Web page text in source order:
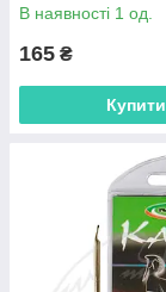
В наявності 1 од.
165 ₴
Купити